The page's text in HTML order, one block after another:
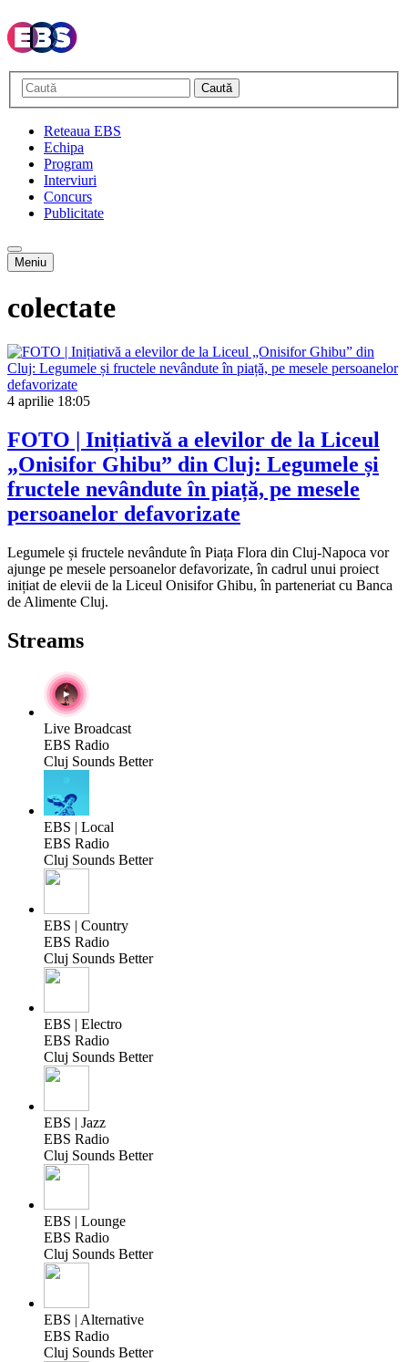
Caută
Reteaua EBS
Echipa
Program
Interviuri
Concurs
Publicitate
Meniu
colectate
4 aprilie 18:05
FOTO | Inițiativă a elevilor de la Liceul
„Onisifor Ghibu” din Cluj: Legumele și
fructele nevândute în piață, pe mesele
persoanelor defavorizate
Legumele și fructele nevândute în Piața Flora din Cluj-Napoca vor
ajunge pe mesele persoanelor defavorizate, în cadrul unui proiect
inițiat de elevii de la Liceul Onisifor Ghibu, în parteneriat cu Banca
de Alimente Cluj.
Streams
Live Broadcast
EBS Radio
Cluj Sounds Better
EBS | Local
EBS Radio
Cluj Sounds Better
EBS | Country
EBS Radio
Cluj Sounds Better
EBS | Electro
EBS Radio
Cluj Sounds Better
EBS | Jazz
EBS Radio
Cluj Sounds Better
EBS | Lounge
EBS Radio
Cluj Sounds Better
EBS | Alternative
EBS Radio
Cluj Sounds Better